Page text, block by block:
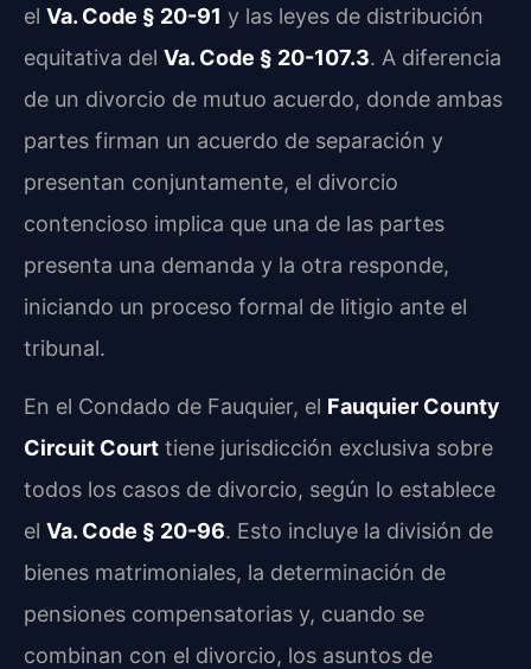
el Va. Code § 20-91 y las leyes de distribución
equitativa del Va. Code § 20-107.3. A diferencia
de un divorcio de mutuo acuerdo, donde ambas
partes firman un acuerdo de separación y
presentan conjuntamente, el divorcio
contencioso implica que una de las partes
presenta una demanda y la otra responde,
iniciando un proceso formal de litigio ante el
tribunal.
En el Condado de Fauquier, el Fauquier County
Circuit Court tiene jurisdicción exclusiva sobre
todos los casos de divorcio, según lo establece
el Va. Code § 20-96. Esto incluye la división de
bienes matrimoniales, la determinación de
pensiones compensatorias y, cuando se
combinan con el divorcio, los asuntos de